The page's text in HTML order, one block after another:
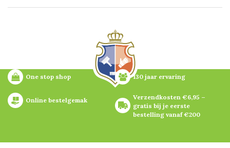
One stop shop 130 jaar ervaring
Online bestelgemak
Verzendkosten €6,95 –
gratis bij je eerste
bestelling vanaf €200